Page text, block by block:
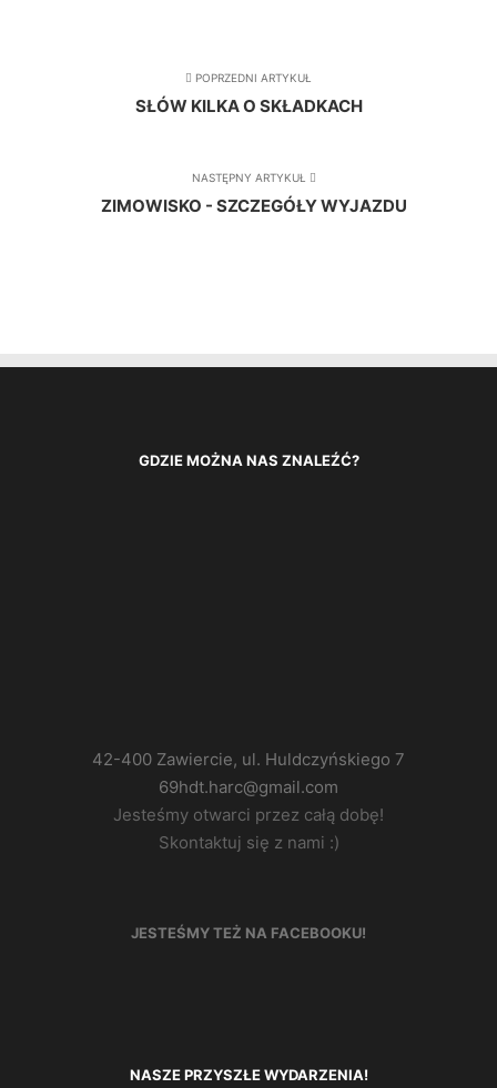
POPRZEDNI ARTYKUŁ
SŁÓW KILKA O SKŁADKACH
NASTĘPNY ARTYKUŁ
ZIMOWISKO - SZCZEGÓŁY WYJAZDU
GDZIE MOŻNA NAS ZNALEŹĆ?
42-400 Zawiercie, ul. Huldczyńskiego 7
69hdt.harc@gmail.com
Jesteśmy otwarci przez całą dobę!
Skontaktuj się z nami :)
JESTEŚMY TEŻ NA FACEBOOKU!
NASZE PRZYSZŁE WYDARZENIA!